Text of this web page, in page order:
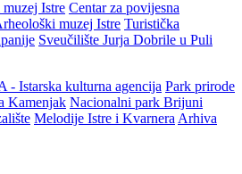
Istre Centar za povijesna
muzej Istre Turistička
Sveučilište Jurja Dobrile u Puli
- Istarska kulturna agencija Park prirode
Kamenjak Nacionalni park Brijuni
Melodije Istre i Kvarnera Arhiva